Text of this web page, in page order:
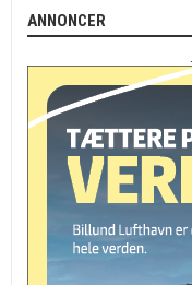
ANNONCER